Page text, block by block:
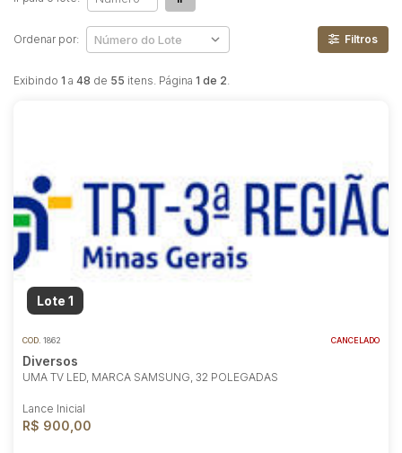
Exibindo 1 a 48 de 55 itens. Página 1 de 2.
Ordenar por: Filtros
Lote 1
COD. 1862 CANCELADO
Diversos
UMA TV LED, MARCA SAMSUNG, 32 POLEGADAS
Lance Inicial
R$ 900,00